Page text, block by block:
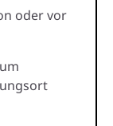
oder vor